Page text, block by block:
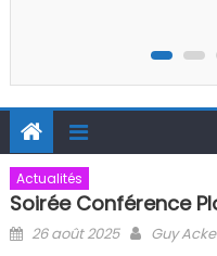
Actualités
Soirée Conférence
Posted on
26 août 2025 Author
Guy